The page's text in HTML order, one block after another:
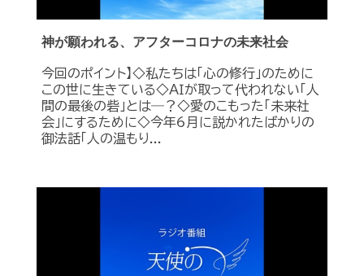
神が願われる、アフターコロナの未来社会
今回のポイント】◇私たちは「心の修行」のために
この世に生きている◇ＡＩが取って代われない「人
間の最後の砦」とは―？◇愛のこもった「未来社
会」にするために◇今年6月に説かれたばかりの
御法話「人の温もり...